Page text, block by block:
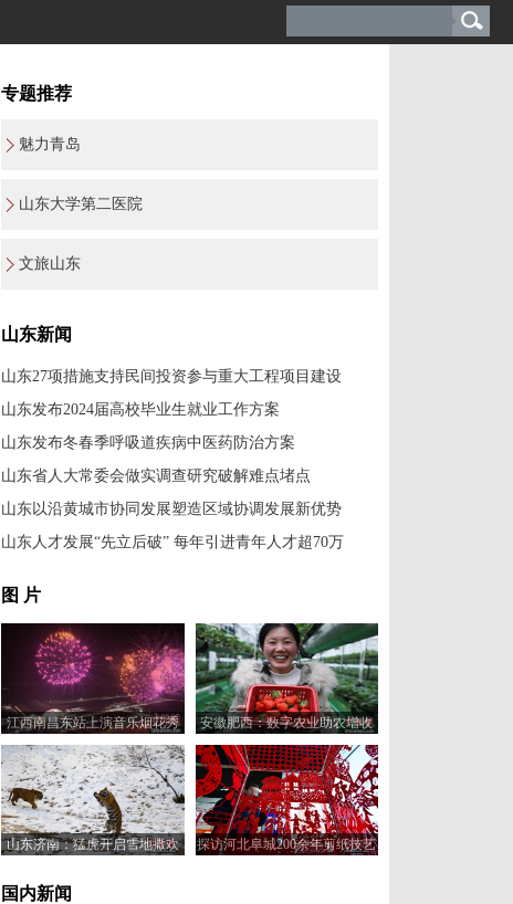
专题推荐
魅力青岛
山东大学第二医院
文旅山东
山东新闻
山东27项措施支持民间投资参与重大工程项目建设
山东发布2024届高校毕业生就业工作方案
山东发布冬春季呼吸道疾病中医药防治方案
山东省人大常委会做实调查研究破解难点堵点
山东以沿黄城市协同发展塑造区域协调发展新优势
山东人才发展“先立后破” 每年引进青年人才超70万
图 片
江西南昌东站上演音乐烟花秀 安徽肥西：数字农业助农增收
山东济南：猛虎开启雪地撒欢
探访河北阜城200余年剪纸技艺
国内新闻